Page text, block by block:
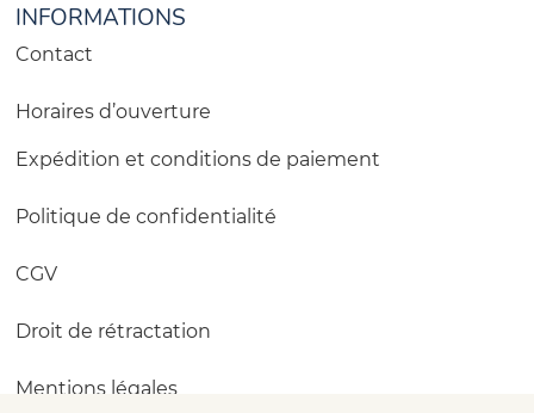
INFORMATIONS
Contact
Horaires d’ouverture
Expédition et conditions de paiement
Politique de confidentialité
CGV
Droit de rétractation
Mentions légales